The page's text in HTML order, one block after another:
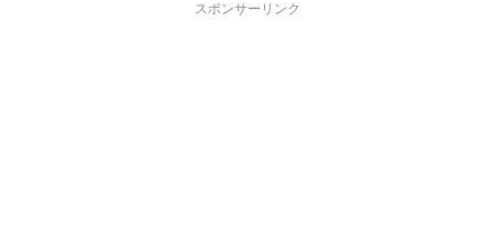
スポンサーリンク